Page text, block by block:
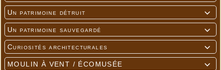

Un patrimoine détruit

Un patrimoine sauvegardé

Curiosités architecturales

MOULIN À VENT / ÉCOMUSÉE